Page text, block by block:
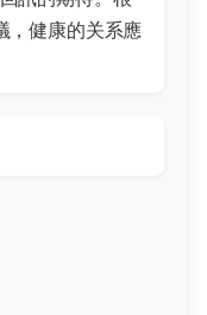
，健康的关系應